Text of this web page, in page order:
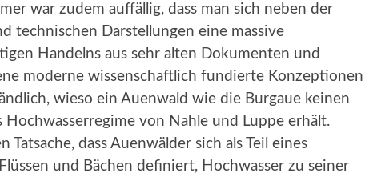
war zudem auffällig, dass man sich neben der
technischen Darstellungen eine massive
Handelns aus sehr alten Dokumenten und
moderne wissenschaftlich fundierte Konzeptionen
wieso ein Auenwald wie die Burgaue keinen
Hochwasserregime von Nahle und Luppe erhält.
dass Auenwälder sich als Teil eines
und Bächen definiert, Hochwasser zu seiner